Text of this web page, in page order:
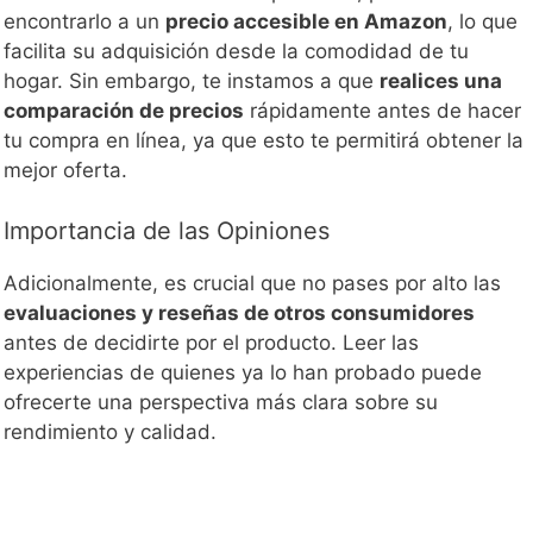
encontrarlo a un precio accesible en Amazon, lo que
facilita su adquisición desde la comodidad de tu
hogar. Sin embargo, te instamos a que realices una
comparación de precios rápidamente antes de hacer
tu compra en línea, ya que esto te permitirá obtener la
mejor oferta.
Importancia de las Opiniones
Adicionalmente, es crucial que no pases por alto las
evaluaciones y reseñas de otros consumidores
antes de decidirte por el producto. Leer las
experiencias de quienes ya lo han probado puede
ofrecerte una perspectiva más clara sobre su
rendimiento y calidad.